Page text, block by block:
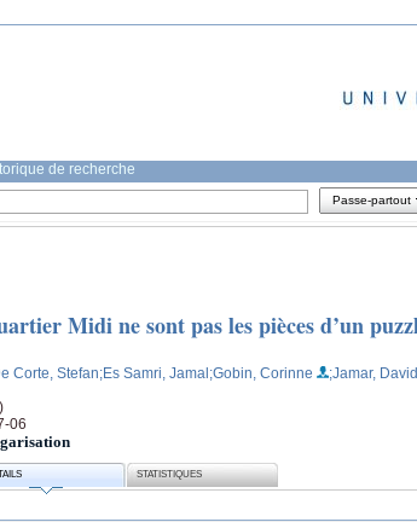
de recherche
Passe-partout
Midi ne sont pas les pièces d’un
Corte, Stefan;Es Samri, Jamal;Gobin, Corinne ;Jamar, David
06
STATISTIQUES